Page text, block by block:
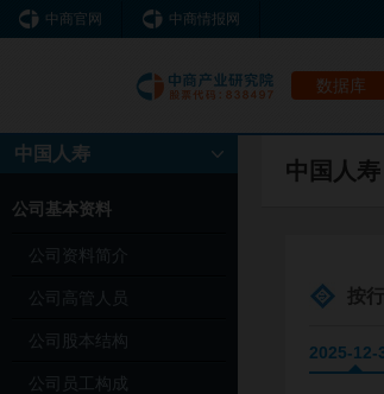
中商官网 中商情报网
数据库
中国人寿
公司基本资料
公司资料简介
公司高管人员
公司股本结构
公司员工构成
中国人寿
按
2025-12-